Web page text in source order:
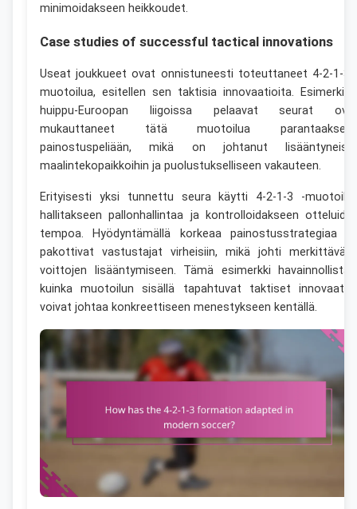
minimoidakseen heikkoudet.
Case studies of successful tactical innovations
Useat joukkueet ovat onnistuneesti toteuttaneet 4-2-1-3
muotoilua, esitellen sen taktisia innovaatioita.
huippu-Euroopan liigoissa pelaavat seurat
mukauttaneet tätä muotoilua
painostuspeliään, mikä on johtanut
maalintekopaikkoihin ja puolustukselliseen vakauteen.
Erityisesti yksi tunnettu seura käytti 4-2-1-3 -
hallitakseen pallonhallintaa ja kontrolloidakseen
tempoa. Hyödyntämällä korkeaa painostusstrategiaa
pakottivat vastustajat virheisiin, mikä johti
voittojen lisääntymiseen. Tämä esimerkki
kuinka muotoilun sisällä tapahtuvat taktiset
voivat johtaa konkreettiseen menestykseen kentällä.